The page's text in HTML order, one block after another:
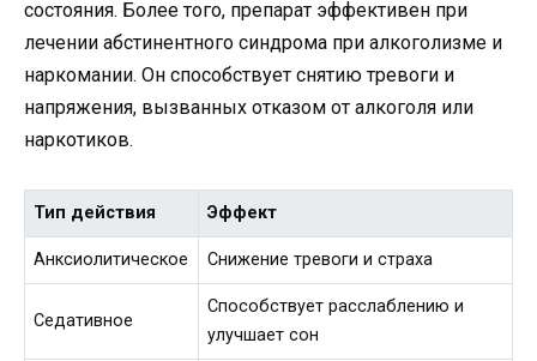
состояния. Более того, препарат эффективен при
лечении абстинентного синдрома при алкоголизме и
наркомании. Он способствует снятию тревоги и
напряжения, вызванных отказом от алкоголя или
наркотиков.
Тип действия Эффект
Анксиолитическое Снижение тревоги и страха
Седативное
Способствует расслаблению и
улучшает сон